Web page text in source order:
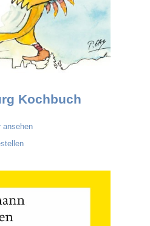
Kochbuch
ansehen